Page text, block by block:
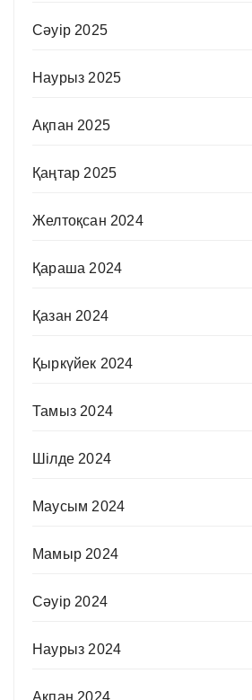
Сәуір 2025
Наурыз 2025
Ақпан 2025
Қаңтар 2025
Желтоқсан 2024
Қараша 2024
Қазан 2024
Қыркүйек 2024
Тамыз 2024
Шілде 2024
Маусым 2024
Мамыр 2024
Сәуір 2024
Наурыз 2024
Ақпан 2024